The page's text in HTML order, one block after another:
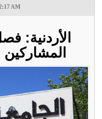
AM
الأردنية: